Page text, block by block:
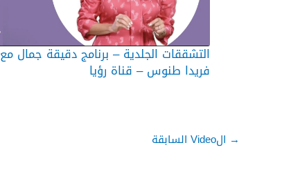
التشققات الجلدية – برنامج دقيقة جمال
فريدا طنوس – قناة رؤيا
→ الVideo السابقة